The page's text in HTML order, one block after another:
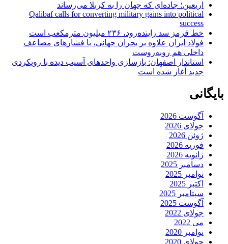
اربعین؛ جاده‌ای که جهان را به کربلا می‌رساند
Qalibaf calls for converting military gains into political
success
خط قرمز سد زاینده‌رود، ۲۳۶ میلیون مترمکعب است
فولاد ایران علاوه بر بحران جهانی، با فشارهای مضاعف
داخلی هم روبه‌روست
استاندار اصفهان: بازسازی واحدهای آسیب دیده با رویکردی
جدید آغاز شده است
بایگانی
آگوست 2026
جولای 2026
ژوئن 2026
فوریه 2026
ژانویه 2026
دسامبر 2025
نوامبر 2025
اکتبر 2025
سپتامبر 2025
آگوست 2025
جولای 2022
می 2022
نوامبر 2020
جولای 2020